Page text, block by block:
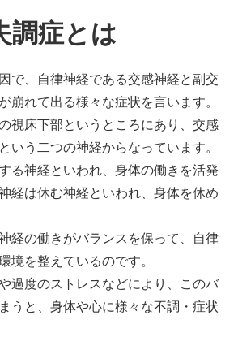
調症とは
で、自律神経である交感神経と副交
崩れて出る様々な症状を言います。
視床下部というところにあり、交感
いう二つの神経からなっています。
る神経といわれ、身体の働きを活発
経は休む神経といわれ、身体を休め
経の働きがバランスを保って、自律
境を整えているのです。
過度のストレスなどにより、このバ
うと、身体や心に様々な不調・症状